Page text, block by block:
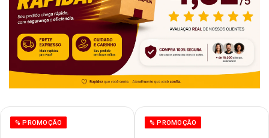
% PROMOÇÃO % PROMOÇÃO